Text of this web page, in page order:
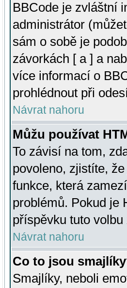
BBCode je zvláštní
administrátor
sám o sobě je
závorkách [ a ] a
více informací o
prohlédnout při
Návrat nahoru
Můžu používat
To závisí na tom,
povoleno, zjistíte,
funkce, která
problémů. Pokud je
příspěvku tuto volbu
Návrat nahoru
Co to jsou
Smajlíky, neboli